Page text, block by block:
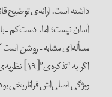
داشته است. ارائه‌ی توضیح
آسان نیست؛ اما، دست‌کم – با
مسأله‌ای مشابه – روشن است که
اگر به